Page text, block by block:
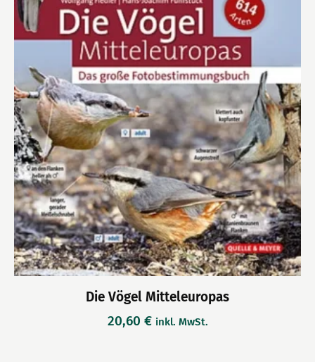
Die Vögel Mitteleuropas
20,60 € inkl. MwSt.